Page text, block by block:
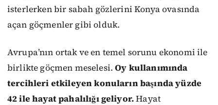
isterlerken bir sabah gözlerini Konya ovasında
açan göçmenler gibi olduk.
Avrupa’nın ortak ve en temel sorunu ekonomi ile
birlikte göçmen meselesi.Oy kullanımında
tercihleri etkileyen konuların başında yüzde
42 ile hayat pahalılığı geliyor.Hayat